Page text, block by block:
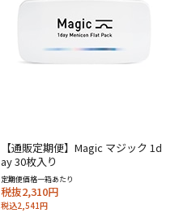
【通販定期便】Magic マジック 1d
ay 30枚入り
定期便価格一箱あたり
税抜2,310円
税込2,541円